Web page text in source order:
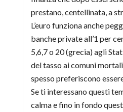
prestano, centellinata, a
L’euro funziona anche
banche private all’1 per
5,6,7 o 20 (grecia) agli
del tasso ai comuni
spesso preferiscono
Se ti interessano questi
calma e fino in fondo